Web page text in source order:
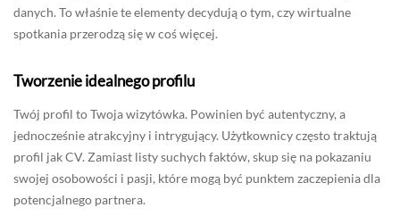
danych. To właśnie te elementy decydują o tym, czy wirtualne
spotkania przerodzą się w coś więcej.
Tworzenie idealnego profilu
Twój profil to Twoja wizytówka. Powinien być autentyczny, a
jednocześnie atrakcyjny i intrygujący. Użytkownicy często traktują
profil jak CV. Zamiast listy suchych faktów, skup się na pokazaniu
swojej osobowości i pasji, które mogą być punktem zaczepienia dla
potencjalnego partnera.